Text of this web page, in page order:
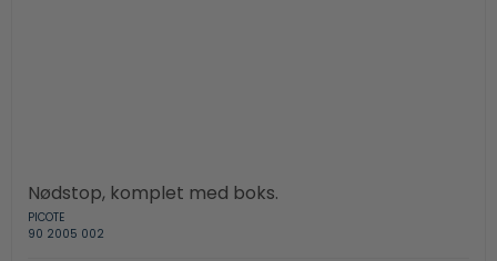
Nødstop, komplet med boks.
PICOTE
90 2005 002